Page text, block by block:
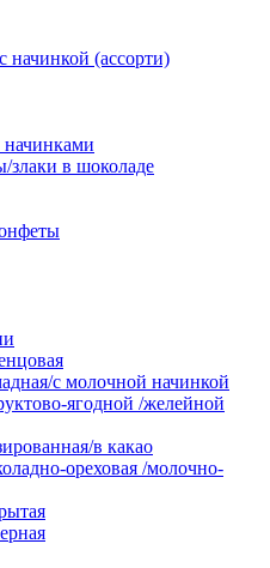
(ассорти)
злаки в шоколаде
с молочной начинкой
ягодной /желейной
в какао
ореховая /молочно-